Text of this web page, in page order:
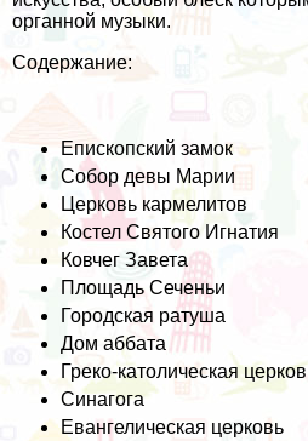
органной музыки.
Содержание:
Епископский замок
Собор девы Марии
Церковь кармелитов
Костел Святого Игнатия
Ковчег Завета
Площадь Сеченьи
Городская ратуша
Дом аббата
Греко-католическая
Синагога
Евангелическая церковь